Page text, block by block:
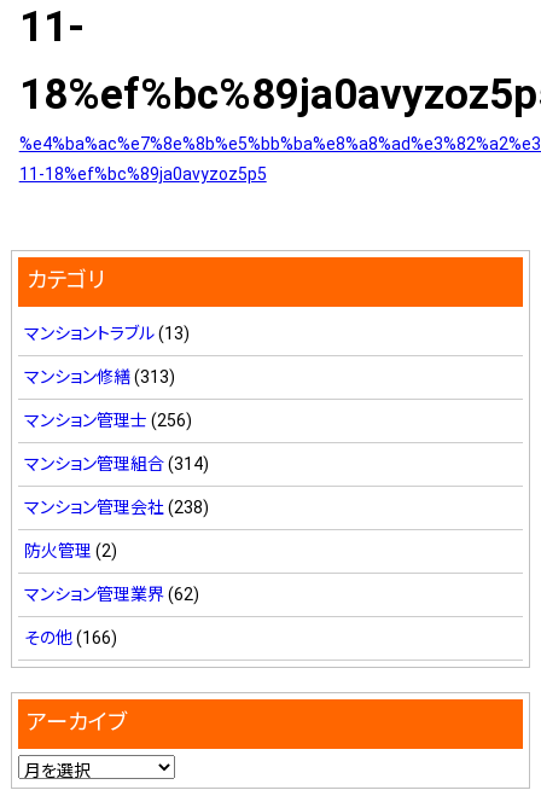
11-
11-18%ef%bc%89ja0avyzoz5p5
カテゴリ
マンショントラブル(13)
マンション修繕(313)
マンション管理士 (256)
マンション管理組合(314)
マンション管理会社 (238)
防火管理 (2)
マンション管理業界(62)
その他(166)
アーカイブ